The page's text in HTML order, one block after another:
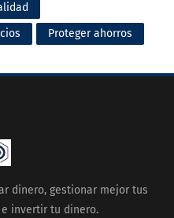
Proteger ahorros
dinero, gestionar mejor tus
invertir tu dinero.